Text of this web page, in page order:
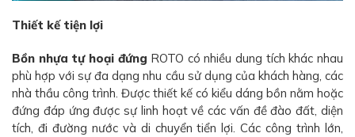
Thiết kế tiện lợi
Bồn nhựa tự hoại đứng ROTO có nhiều dung tích khác nhau
phù hợp với sự đa dạng nhu cầu sử dụng của khách hàng, các
nhà thầu công trình. Được thiết kế có kiểu dáng bồn nằm hoặc
đứng đáp ứng được sự linh hoạt về các vấn đề đào đất, diện
tích, đi đường nước và di chuyển tiển lợi. Các công trình lớn,